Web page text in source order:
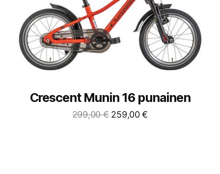
Crescent Munin 16 punainen
299,00€ 259,00€